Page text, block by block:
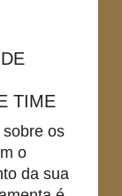
TIME
os
o
da sua